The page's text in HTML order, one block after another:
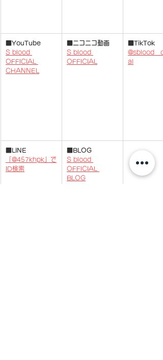
■YouTube
S blood
OFFICIAL
CHANNEL
■ニコニコ動画
S blood
OFFICIAL
■TikTok
al
LINE
「@457khpk」で
ID検索
■BLOG
S blood
OFFICIAL
BLOG